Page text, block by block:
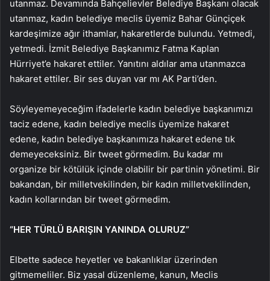
utanmaz. Devamında Bahçelievler Belediye Başkanı olacak
utanmaz, kadın belediye meclis üyemiz Bahar Günçiçek
kardeşimize ağır ithamlar, hakaretlerde bulundu. Yetmedi,
yetmedi. İzmit Belediye Başkanımız Fatma Kaplan
Hürriyet’e hakaret ettiler. Yanıtını aldılar ama utanmazca
hakaret ettiler. Bir ses duyan var mı AK Parti’den.
Söyleyemeyeceğim ifadelerle kadın belediye başkanımızı
taciz edene, kadın belediye meclis üyemize hakaret
edene, kadın belediye başkanımıza hakaret edene tık
demeyeceksiniz. Bir tweet görmedim. Bu kadar mı
organize bir kötülük içinde olabilir bir partinin yönetimi. Bir
bakandan, bir milletvekilinden, bir kadın milletvekilinden,
kadın kollarından bir tweet görmedim.
“HER TÜRLÜ BARIŞIN YANINDA OLURUZ”
Elbette sadece heyetler ve bakanlıklar üzerinden
gitmemeliler. Biz yasal düzenleme, kanun, Meclis